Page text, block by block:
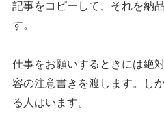
記事をコピーして、それを納
す。
仕事をお願いするときには絶
容の注意書きを渡します。し
る人はいます。